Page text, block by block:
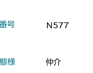
号 N577
仲介
様